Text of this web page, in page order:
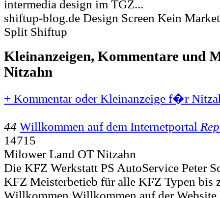
intermedia design im TGZ...
shiftup-blog.de Design Screen Kein
Split Shiftup
Kleinanzeigen, Kommentare und
Nitzahn
+ Kommentar oder Kleinanzeige f�r
44 Willkommen auf dem Internetportal
14715
Milower Land OT Nitzahn
Die KFZ Werkstatt PS AutoService Peter
KFZ Meisterbetieb für alle KFZ Typen bis
Willkommen Willkommen auf der Website